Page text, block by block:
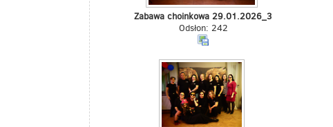
Zabawa choinkowa 29.01.2026_3
Odsłon: 242